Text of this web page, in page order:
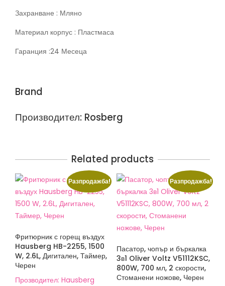
Захранване : Мляно
Материал корпус : Пластмаса
Гаранция :24 Месеца
Brand
Производител: Rosberg
Related products
Разпродажба!
Фритюрник с горещ въздух
Hausberg HB-2255, 1500
W, 2.6L, Дигитален, Таймер,
Черен
Прозводител: Hausberg
Разпродажба!
Пасатор, чопър и бъркалка
3в1 Oliver Voltz V51112KSC,
800W, 700 мл, 2 скорости,
Стоманени ножове, Черен